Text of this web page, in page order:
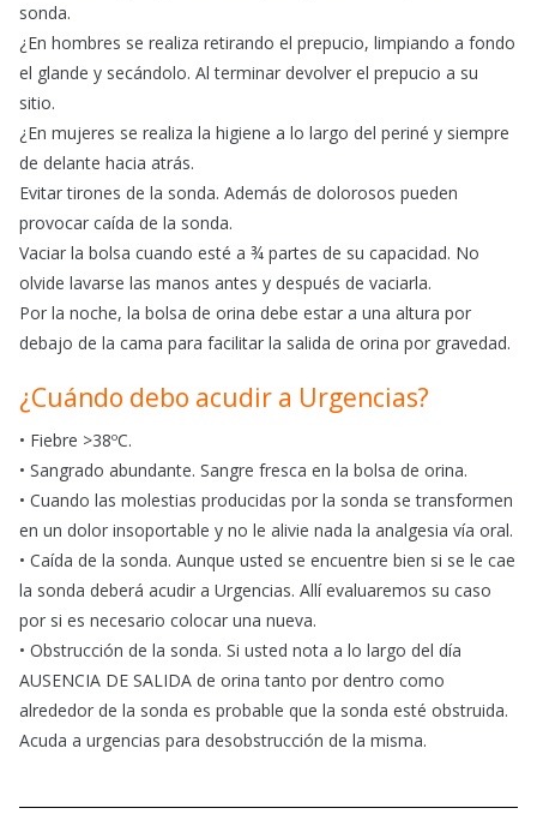
sonda.
¿En hombres se realiza retirando el prepucio, limpiando a fondo
el glande y secándolo. Al terminar devolver el prepucio a su
sitio.
¿En mujeres se realiza la higiene a lo largo del periné y siempre
de delante hacia atrás.
Evitar tirones de la sonda. Además de dolorosos pueden
provocar caída de la sonda.
Vaciar la bolsa cuando esté a ¾ partes de su capacidad. No
olvide lavarse las manos antes y después de vaciarla.
Por la noche, la bolsa de orina debe estar a una altura por
debajo de la cama para facilitar la salida de orina por gravedad.
¿Cuándo debo acudir a Urgencias?
• Fiebre >38ºC.
• Sangrado abundante. Sangre fresca en la bolsa de orina.
• Cuando las molestias producidas por la sonda se transformen
en un dolor insoportable y no le alivie nada la analgesia vía oral.
• Caída de la sonda. Aunque usted se encuentre bien si se le cae
la sonda deberá acudir a Urgencias. Allí evaluaremos su caso
por si es necesario colocar una nueva.
• Obstrucción de la sonda. Si usted nota a lo largo del día
AUSENCIA DE SALIDA de orina tanto por dentro como
alrededor de la sonda es probable que la sonda esté obstruida.
Acuda a urgencias para desobstrucción de la misma.